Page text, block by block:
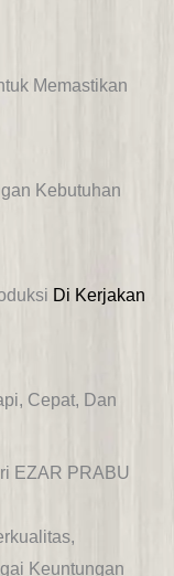
Memastikan
Kebutuhan
Di Kerjakan
Cepat, Dan
EZAR PRABU
Keuntungan